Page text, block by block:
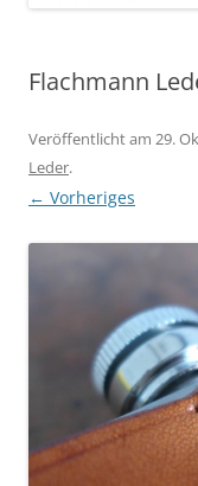
Flachmann
Veröffentlicht am 29.
Leder.
← Vorheriges